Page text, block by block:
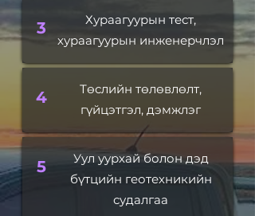
3
Хураагуурын тест,
хураагуурын инженерчлэл
4
Төслийн төлөвлөлт,
гүйцэтгэл, дэмжлэг
5
Уул уурхай болон дэд
бүтцийн геотехникийн
судалгаа